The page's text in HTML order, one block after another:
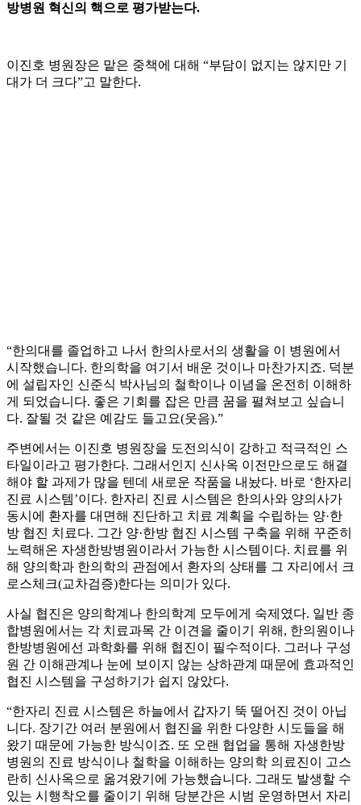
방병원 혁신의 핵으로 평가받는다.
이진호 병원장은 맡은 중책에 대해 “부담이 없지는 않지만 기
대가 더 크다”고 말한다.
“한의대를 졸업하고 나서 한의사로서의 생활을 이 병원에서
시작했습니다. 한의학을 여기서 배운 것이나 마찬가지죠. 덕분
에 설립자인 신준식 박사님의 철학이나 이념을 온전히 이해하
게 되었습니다. 좋은 기회를 잡은 만큼 꿈을 펼쳐보고 싶습니
다. 잘될 것 같은 예감도 들고요(웃음).”
주변에서는 이진호 병원장을 도전의식이 강하고 적극적인 스
타일이라고 평가한다. 그래서인지 신사옥 이전만으로도 해결
해야 할 과제가 많을 텐데 새로운 작품을 내놨다. 바로 ‘한자리
진료 시스템’이다. 한자리 진료 시스템은 한의사와 양의사가
동시에 환자를 대면해 진단하고 치료 계획을 수립하는 양·한
방 협진 치료다. 그간 양·한방 협진 시스템 구축을 위해 꾸준히
노력해온 자생한방병원이라서 가능한 시스템이다. 치료를 위
해 양의학과 한의학의 관점에서 환자의 상태를 그 자리에서 크
로스체크(교차검증)한다는 의미가 있다.
사실 협진은 양의학계나 한의학계 모두에게 숙제였다. 일반 종
합병원에서는 각 치료과목 간 이견을 줄이기 위해, 한의원이나
한방병원에선 과학화를 위해 협진이 필수적이다. 그러나 구성
원 간 이해관계나 눈에 보이지 않는 상하관계 때문에 효과적인
협진 시스템을 구성하기가 쉽지 않았다.
“한자리 진료 시스템은 하늘에서 갑자기 뚝 떨어진 것이 아닙
니다. 장기간 여러 분원에서 협진을 위한 다양한 시도들을 해
왔기 때문에 가능한 방식이죠. 또 오랜 협업을 통해 자생한방
병원의 진료 방식이나 철학을 이해하는 양의학 의료진이 고스
란히 신사옥으로 옮겨왔기에 가능했습니다. 그래도 발생할 수
있는 시행착오를 줄이기 위해 당분간은 시범 운영하면서 자리